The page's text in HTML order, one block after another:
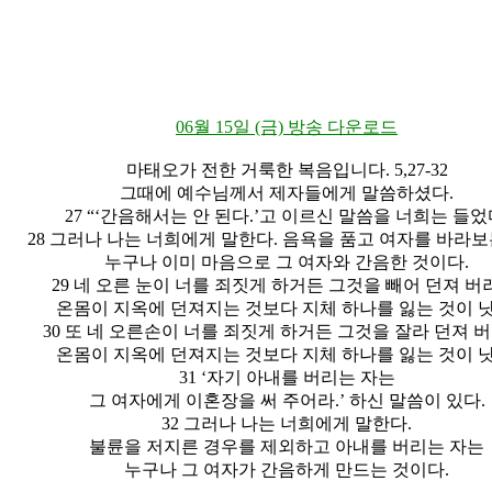
06월 15일 (금) 방송 다운로드
마태오가 전한 거룩한 복음입니다. 5,27-32
그때에 예수님께서 제자들에게 말씀하셨다.
27 “‘간음해서는 안 된다.’고 이르신 말씀을 너희는 들었
28 그러나 나는 너희에게 말한다. 음욕을 품고 여자를 바라
누구나 이미 마음으로 그 여자와 간음한 것이다.
29 네 오른 눈이 너를 죄짓게 하거든 그것을 빼어 던져 버
온몸이 지옥에 던져지는 것보다 지체 하나를 잃는 것이
30 또 네 오른손이 너를 죄짓게 하거든 그것을 잘라 던져
온몸이 지옥에 던져지는 것보다 지체 하나를 잃는 것이
31 ‘자기 아내를 버리는 자는
그 여자에게 이혼장을 써 주어라.’ 하신 말씀이 있다.
32 그러나 나는 너희에게 말한다.
불륜을 저지른 경우를 제외하고 아내를 버리는 자는
누구나 그 여자가 간음하게 만드는 것이다.